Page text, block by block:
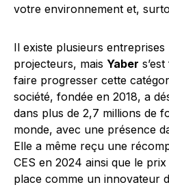
votre environnement et,
Il existe plusieurs entreprises
projecteurs, mais Yaber
faire progresser cette
société, fondée en 2018, a
dans plus de 2,7 millions de
monde, avec une présence
Elle a même reçu une
CES en 2024 ainsi que le
place comme un innovateur